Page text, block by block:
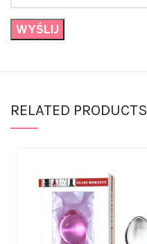
RELATED PRODUCTS